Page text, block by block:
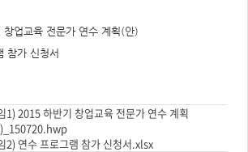
업교육 전문가 연수 계획(안)
참가 신청서
1) 2015 하반기 창업교육 전문가 연수 계획
2) 연수 프로그램 참가 신청서.xlsx